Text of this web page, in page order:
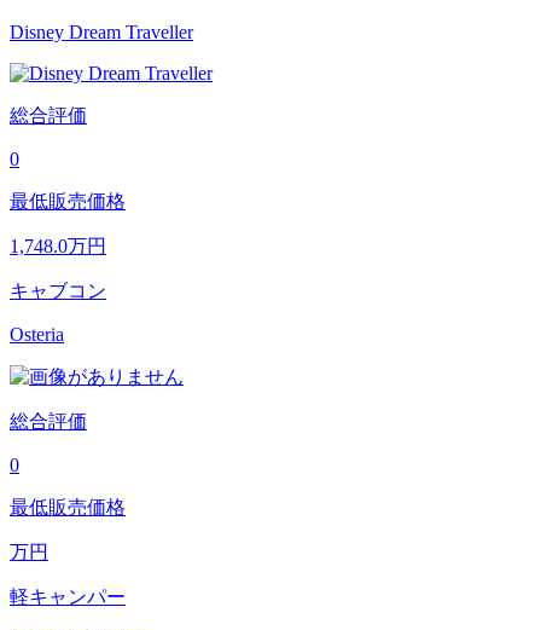
Disney Dream Traveller
総合評価
0
最低販売価格
1,748.0万円
キャブコン
Osteria
総合評価
0
最低販売価格
万円
軽キャンパー